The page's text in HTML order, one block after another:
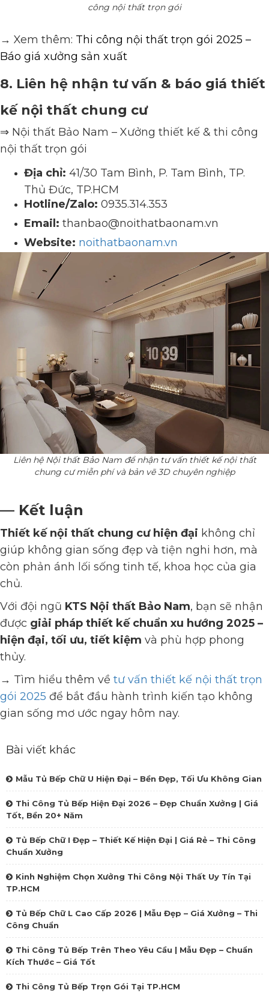
công nội thất trọn gói
→ Xem thêm: Thi công nội thất trọn gói 2025 –
Báo giá xưởng sản xuất
8. Liên hệ nhận tư vấn & báo giá thiết
kế nội thất chung cư
⇒ Nội thất Bảo Nam – Xưởng thiết kế & thi công
nội thất trọn gói
Địa chỉ: 41/30 Tam Bình, P. Tam Bình, TP.
Thủ Đức, TP.HCM
Hotline/Zalo: 0935.314.353
Email: thanbao@noithatbaonam.vn
Website: noithatbaonam.vn
Liên hệ Nội thất Bảo Nam để nhận tư vấn thiết kế nội thất
chung cư miễn phí và bản vẽ 3D chuyên nghiệp
— Kết luận
Thiết kế nội thất chung cư hiện đại không chỉ
giúp không gian sống đẹp và tiện nghi hơn, mà
còn phản ánh lối sống tinh tế, khoa học của gia
chủ.
Với đội ngũ KTS Nội thất Bảo Nam, bạn sẽ nhận
được giải pháp thiết kế chuẩn xu hướng 2025 –
hiện đại, tối ưu, tiết kiệm và phù hợp phong
thủy.
→ Tìm hiểu thêm về tư vấn thiết kế nội thất trọn
gói 2025 để bắt đầu hành trình kiến tạo không
gian sống mơ ước ngay hôm nay.
Bài viết khác
Mẫu Tủ Bếp Chữ U Hiện Đại – Bền Đẹp, Tối Ưu Không Gian
Thi Công Tủ Bếp Hiện Đại 2026 – Đẹp Chuẩn Xưởng | Giá
Tốt, Bền 20+ Năm
Tủ Bếp Chữ I Đẹp – Thiết Kế Hiện Đại | Giá Rẻ – Thi Công
Chuẩn Xưởng
Kinh Nghiệm Chọn Xưởng Thi Công Nội Thất Uy Tín Tại
TP.HCM
Tủ Bếp Chữ L Cao Cấp 2026 | Mẫu Đẹp – Giá Xưởng – Thi
Công Chuẩn
Thi Công Tủ Bếp Trên Theo Yêu Cầu | Mẫu Đẹp – Chuẩn
Kích Thước – Giá Tốt
Thi Công Tủ Bếp Trọn Gói Tại TP.HCM